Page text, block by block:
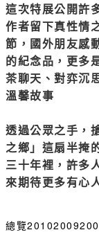
這次特展公開許
作者留下真性情
節，國外朋友感
的紀念品，更多
茶聊天、對弈沉
溫馨故事
透過公眾之手，
之鄉」這扇半掩
三十年裡，許多
來期待更多有心
總覽20102009